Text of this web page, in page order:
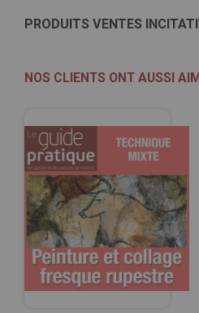
PRODUITS VENTES
NOS CLIENTS ONT AUSSI